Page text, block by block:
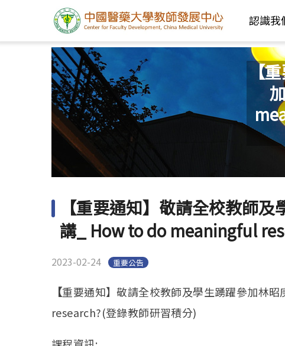
認識我
【
【重要通知】敬請全校教師
講_ How to do meaningful
2023-02-24 重要公告
【重要通知】敬請全校教師及學生踴躍參加林
research?(登錄教師研習積分)